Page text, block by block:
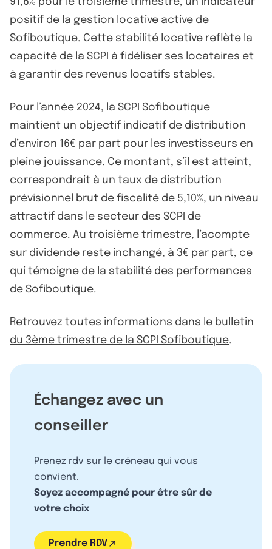
positif de la gestion locative active de
Sofiboutique. Cette stabilité locative reflète la
capacité de la SCPI à fidéliser ses locataires et
à garantir des revenus locatifs stables.
Pour l’année 2024, la SCPI Sofiboutique
maintient un objectif indicatif de distribution
d’environ 16€ par part pour les investisseurs en
pleine jouissance. Ce montant, s’il est atteint,
correspondrait à un taux de distribution
prévisionnel brut de fiscalité de 5,10%, un niveau
attractif dans le secteur des SCPI de
commerce. Au troisième trimestre, l’acompte
sur dividende reste inchangé, à 3€ par part, ce
qui témoigne de la stabilité des performances
de Sofiboutique.
Retrouvez toutes informations dans le bulletin
du 3ème trimestre de la SCPI Sofiboutique.
Échangez avec un
conseiller
Prenez rdv sur le créneau qui vous
convient.
Soyez accompagné pour être sûr de
votre choix
Prendre RDV